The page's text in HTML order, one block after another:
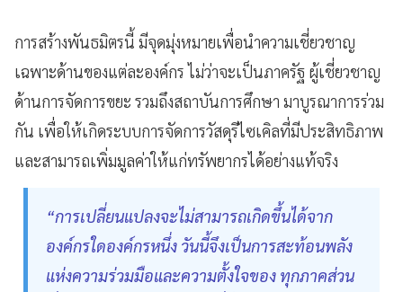
การสร้างพันธมิตรนี้ มีจุดมุ่งหมายเพื่อนำความเชี่ยวชาญ
เฉพาะด้านของแต่ละองค์กร ไม่ว่าจะเป็นภาครัฐ ผู้เชี่ยวชาญ
ด้านการจัดการขยะ รวมถึงสถาบันการศึกษา มาบูรณาการร่วม
กัน เพื่อให้เกิดระบบการจัดการวัสดุรีไซเคิลที่มีประสิทธิภาพ
และสามารถเพิ่มมูลค่าให้แก่ทรัพยากรได้อย่างแท้จริง
“การเปลี่ยนแปลงจะไม่สามารถเกิดขึ้นได้จาก
องค์กรใดองค์กรหนึ่ง วันนี้จึงเป็นการสะท้อนพลัง
แห่งความร่วมมือและความตั้งใจของ ทุกภาคส่วน